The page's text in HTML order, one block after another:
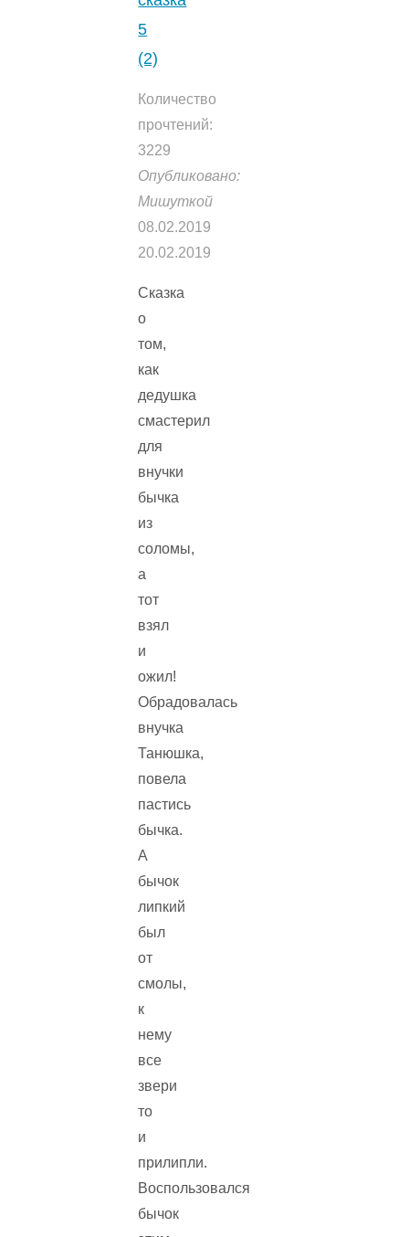
5
(2)
Количество
прочтений:
3229
Опубликовано:
Мишуткой
08.02.2019
20.02.2019
Сказка
о
том,
как
дедушка
смастерил
для
внучки
бычка
из
соломы,
а
тот
взял
и
ожил!
Обрадовалась
внучка
Танюшка,
повела
пастись
бычка.
А
бычок
липкий
был
от
смолы,
к
нему
все
звери
то
и
прилипли.
Воспользовался
бычок